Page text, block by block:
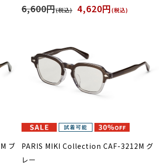
6,600円(税込) 4,620円(税込)
ブ
PARIS MIKI Collection CAF-3212M グ
レー